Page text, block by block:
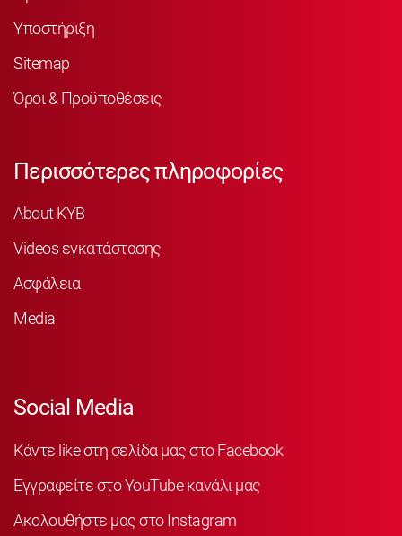
Υποστήριξη
Sitemap
Όροι & Προϋποθέσεις
Περισσότερες πληροφορίες
About KYB
Videos εγκατάστασης
Ασφάλεια
Media
Social Media
Κάντε like στη σελίδα μας στο Facebook
Εγγραφείτε στο YouTube κανάλι μας
Ακολουθήστε μας στο Instagram